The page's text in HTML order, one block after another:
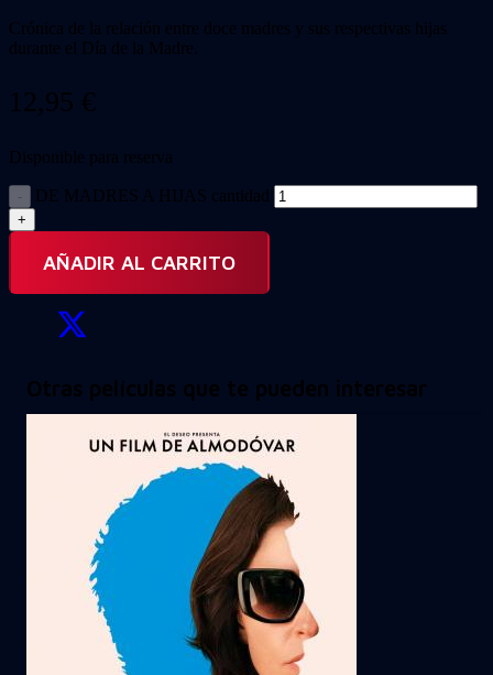
Crónica de la relación entre doce madres y sus respectivas hijas
durante el Día de la Madre.
12,95 €
Disponible para reserva
DE MADRES A HIJAS cantidad
AÑADIR AL CARRITO
Otras películas que te pueden interesar